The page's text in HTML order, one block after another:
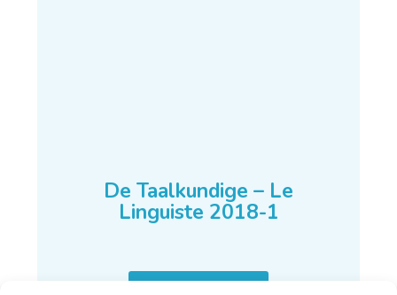
De Taalkundige – Le
Linguiste 2018-1